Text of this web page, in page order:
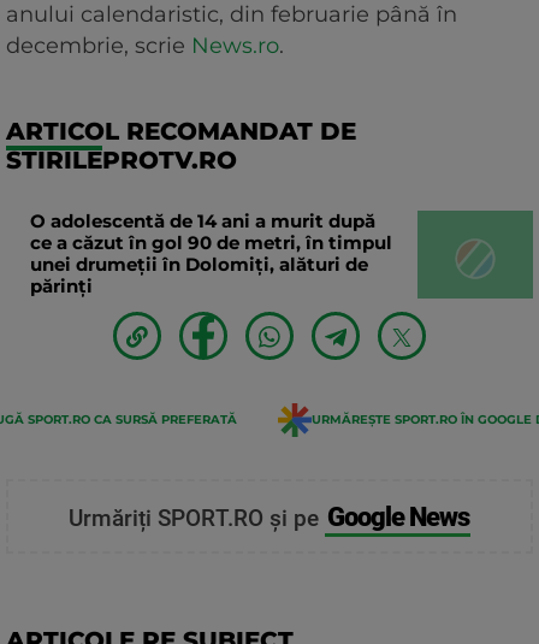
anului calendaristic, din februarie până în
decembrie, scrie News.ro.
ARTICOL RECOMANDAT DE
STIRILEPROTV.RO
O adolescentă de 14 ani a murit după
ce a căzut în gol 90 de metri, în timpul
unei drumeții în Dolomiți, alături de
părinți
SPORT.RO CA SURSĂ PREFERATĂ URMĂREȘTE SPORT.RO ÎN GOOGLE
Urmăriți SPORT.RO și pe Google News